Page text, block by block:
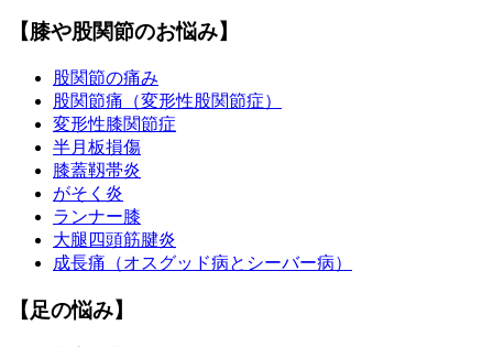
【膝や股関節のお悩み】
股関節の痛み
股関節痛（変形性股関節症）
変形性膝関節症
半月板損傷
膝蓋靱帯炎
がそく炎
ランナー膝
大腿四頭筋腱炎
成長痛（オスグッド病とシーバー病）
【足の悩み】